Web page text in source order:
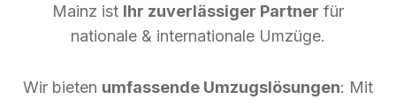
Mainz ist Ihr zuverlässiger Partner für
nationale & internationale Umzüge.
Wir bieten umfassende Umzugslösungen: Mit